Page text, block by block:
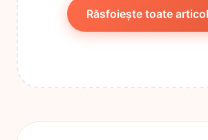
Răsfoiește toate